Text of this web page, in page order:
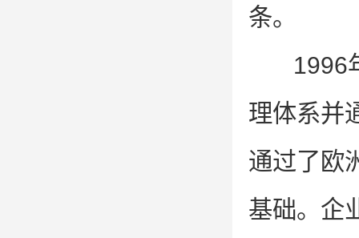
条。
1996
理体系并
通过了欧
基础。企